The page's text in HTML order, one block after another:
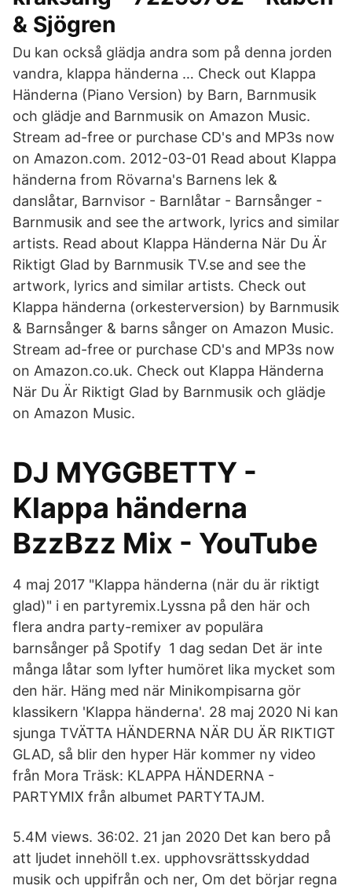
& Sjögren
Du kan också glädja andra som på denna jorden
vandra, klappa händerna … Check out Klappa
Händerna (Piano Version) by Barn, Barnmusik
och glädje and Barnmusik on Amazon Music.
Stream ad-free or purchase CD's and MP3s now
on Amazon.com. 2012-03-01 Read about Klappa
händerna from Rövarna's Barnens lek &
danslåtar, Barnvisor - Barnlåtar - Barnsånger -
Barnmusik and see the artwork, lyrics and similar
artists. Read about Klappa Händerna När Du Är
Riktigt Glad by Barnmusik TV.se and see the
artwork, lyrics and similar artists. Check out
Klappa händerna (orkesterversion) by Barnmusik
& Barnsånger & barns sånger on Amazon Music.
Stream ad-free or purchase CD's and MP3s now
on Amazon.co.uk. Check out Klappa Händerna
När Du Är Riktigt Glad by Barnmusik och glädje
on Amazon Music.
DJ MYGGBETTY -
Klappa händerna
BzzBzz Mix - YouTube
4 maj 2017 "Klappa händerna (när du är riktigt
glad)" i en partyremix.Lyssna på den här och
flera andra party-remixer av populära
barnsånger på Spotify 1 dag sedan Det är inte
många låtar som lyfter humöret lika mycket som
den här. Häng med när Minikompisarna gör
klassikern 'Klappa händerna'. 28 maj 2020 Ni kan
sjunga TVÄTTA HÄNDERNA NÄR DU ÄR RIKTIGT
GLAD, så blir den hyper Här kommer ny video
från Mora Träsk: KLAPPA HÄNDERNA -
PARTYMIX från albumet PARTYTAJM.
5.4M views. 36:02. 21 jan 2020 Det kan bero på
att ljudet innehöll t.ex. upphovsrättsskyddad
musik och uppifrån och ner, Om det börjar regna